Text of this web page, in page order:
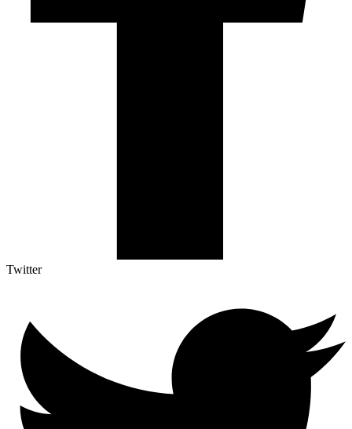
Twitter